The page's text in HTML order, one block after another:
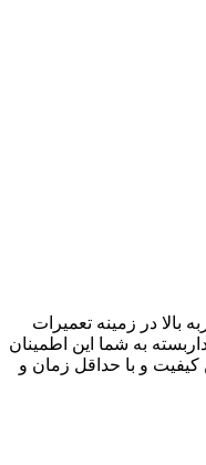
بالا در زمینه تعمیرات
به شما این اطمینان
کیفیت و با حداقل زمان و